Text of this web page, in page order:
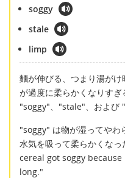
soggy
stale
limp
麵が伸びる、つまり湯が
が過度に柔らかくなりす
"soggy"、"stale"、および
"soggy" は物が湿ってやわ
水気を吸って柔らかくな
cereal got soggy
long."